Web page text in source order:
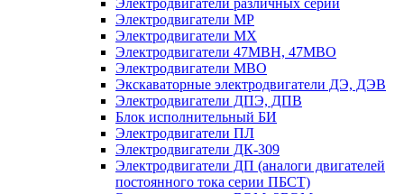
Электродвигатели различных серий
Электродвигатели МР
Электродвигатели MX
Электродвигатели 47MBH, 47МВО
Электродвигатели MBO
Экскаваторные электродвигатели ДЭ, ДЭВ
Электродвигатели ДПЭ, ДПВ
Блок исполнительный БИ
Электродвигатели ПЛ
Электродвигатели ДК-309
Электродвигатели ДП (аналоги двигателей
постоянного тока серии ПБСТ)